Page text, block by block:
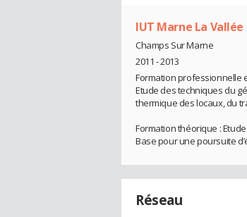
IUT Marne La Vallée
Champs Sur Marne
2011 - 2013
Formation professionnelle
Etude des techniques du
thermique des locaux, du
Formation théorique :
Base pour une poursuite
Réseau